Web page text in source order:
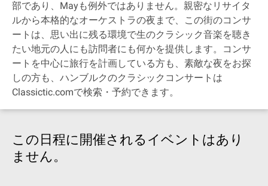
部であり、Mayも例外ではありません。親密なリサイタ
ルから本格的なオーケストラの夜まで、この街のコンサ
ートは、思い出に残る環境で生のクラシック音楽を聴き
たい地元の人にも訪問者にも何かを提供します。コンサ
ートを中心に旅行を計画している方も、素敵な夜をお探
しの方も、ハンブルクのクラシックコンサートは
Classictic.comで検索・予約できます。
この日程に開催されるイベントはあり
ません。